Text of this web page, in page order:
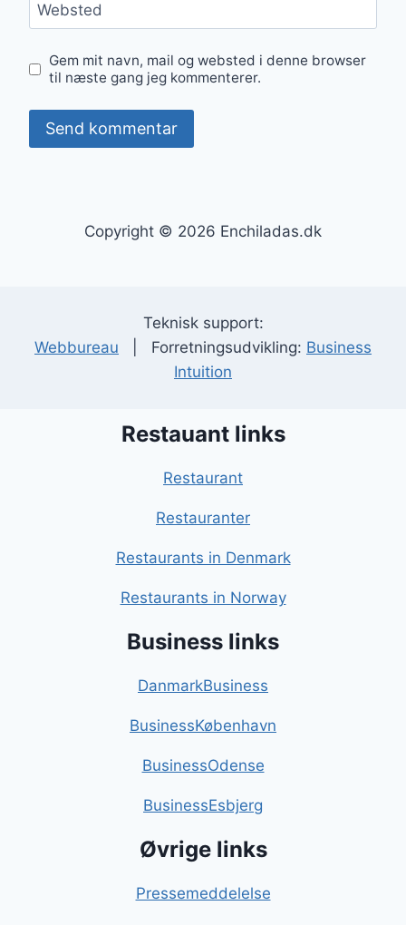
Websted
Gem mit navn, mail og websted i denne browser
til næste gang jeg kommenterer.
Copyright © 2026 Enchiladas.dk
Teknisk support:
Webbureau | Forretningsudvikling: Business
Intuition
Restauant links
Restaurant
Restauranter
Restaurants in Denmark
Restaurants in Norway
Business links
DanmarkBusiness
BusinessKøbenhavn
BusinessOdense
BusinessEsbjerg
Øvrige links
Pressemeddelelse